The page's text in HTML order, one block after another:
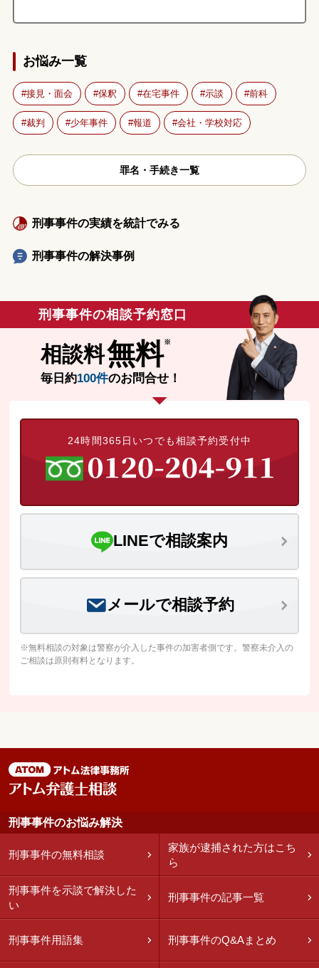
お悩み一覧
接見・面会 保釈 在宅事件 示談 前科
裁判 少年事件 報道 会社・学校対応
罪名・手続き一覧
刑事事件の実績を統計でみる
刑事事件の解決事例
刑事事件の相談予約窓口
相談料無料
毎日約100件のお問合せ！
24時間365日いつでも相談予約受付中
LINEで相談案内
メールで相談予約
※無料相談の対象は警察が介入した事件の加害者側です。警察未介入の
ご相談は原則有料となります。
刑事事件のお悩み解決
刑事事件の無料相談
家族が逮捕された方はこち
ら
刑事事件を示談で解決した
い
刑事事件の記事一覧
刑事事件用語集 刑事事件のQ&Aまとめ